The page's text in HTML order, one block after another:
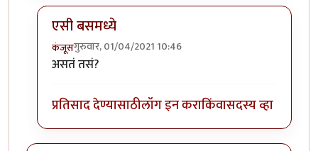
एसी बसमध्ये
कंजूसगुरुवार, 01/04/2021 10:46
In reply to
असतं तसं?
प्रतिसाद देण्यासाठीलॉग इन कराकिंवासदस्य व्हा